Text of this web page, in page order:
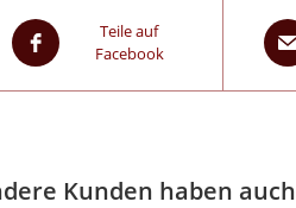
Teile auf
Facebook
Kunden haben